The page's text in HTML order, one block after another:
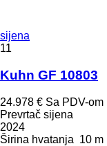
sijena
11
Kuhn GF 10803
24.978 € Sa PDV-om
Prevrtač sijena
2024
Širina hvatanja 10 m